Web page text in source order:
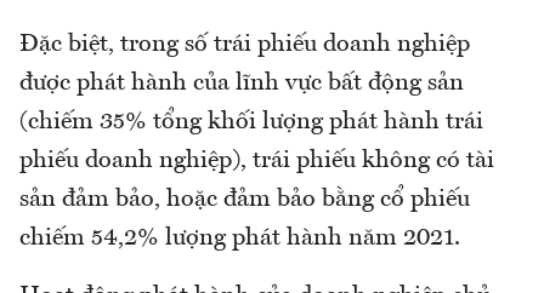
Đặc biệt, trong số trái phiếu doanh nghiệp
được phát hành của lĩnh vực bất động sản
(chiếm 35% tổng khối lượng phát hành trái
phiếu doanh nghiệp), trái phiếu không có tài
sản đảm bảo, hoặc đảm bảo bằng cổ phiếu
chiếm 54,2% lượng phát hành năm 2021.